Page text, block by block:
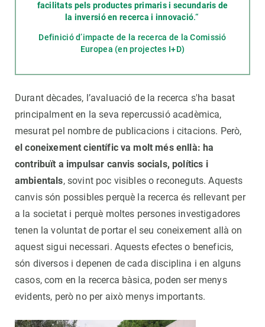
facilitats pels productes primaris i secundaris de
la inversió en recerca i innovació.“
Definició d’impacte de la recerca de la Comissió
Europea (en projectes I+D)
Durant dècades, l’avaluació de la recerca s'ha basat
principalment en la seva repercussió acadèmica,
mesurat pel nombre de publicacions i citacions. Però,
el coneixement científic va molt més enllà: ha
contribuït a impulsar canvis socials, polítics i
ambientals, sovint poc visibles o reconeguts. Aquests
canvis són possibles perquè la recerca és rellevant per
a la societat i perquè moltes persones investigadores
tenen la voluntat de portar el seu coneixement allà on
aquest sigui necessari. Aquests efectes o beneficis,
són diversos i depenen de cada disciplina i en alguns
casos, com en la recerca bàsica, poden ser menys
evidents, però no per això menys importants.